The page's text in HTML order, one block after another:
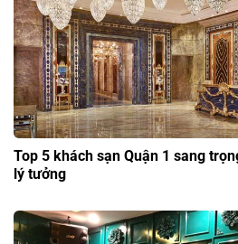
Top 5 khách sạn Quận 1 sang
lý tưởng